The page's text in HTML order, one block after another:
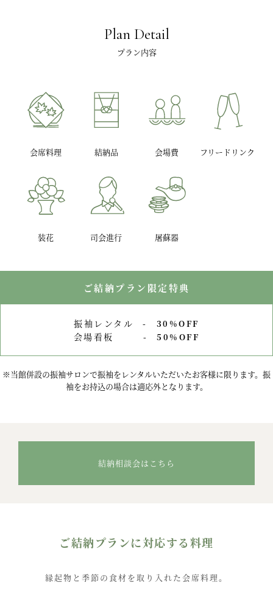
Plan Detail
プラン内容
会席料理 結納品 会場費 フリードリンク
装花 司会進行 屠蘇器
ご結納プラン限定特典
振袖レンタル 30%OFF
会場看板 50%OFF
※当館併設の振袖サロンで振袖をレンタルいただいたお客様に限ります。 振
袖をお持込の場合は適応外となります。
結納相談会はこちら
ご結納プランに対応する料理
縁起物と季節の食材を取り入れた会席料理。